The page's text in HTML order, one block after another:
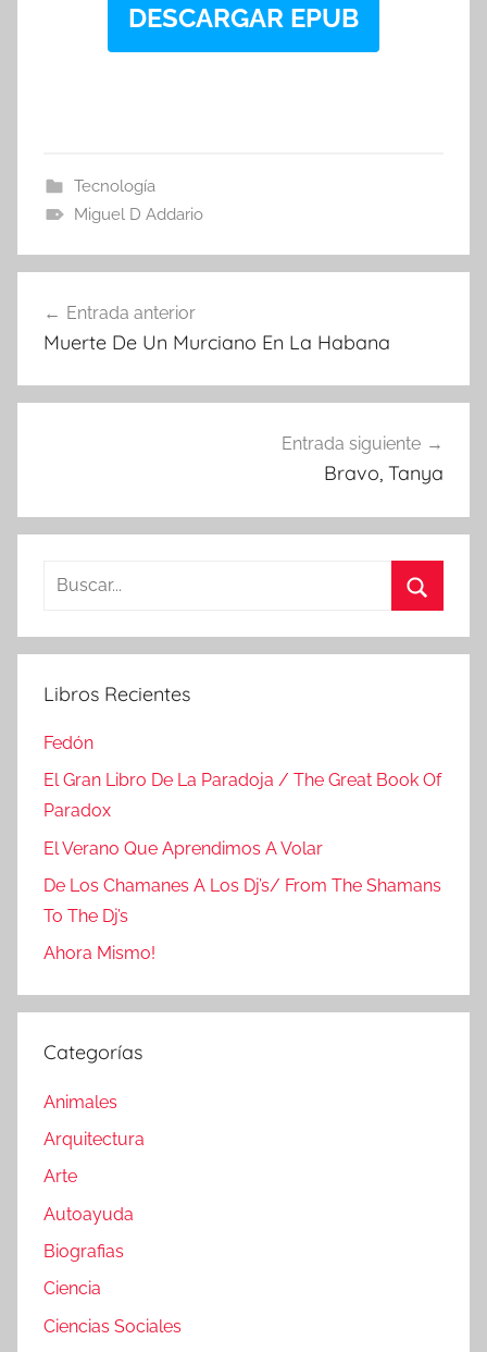
DESCARGAR EPUB
Tecnología
Miguel D Addario
de
Entrada anterior
Muerte De Un Murciano En La Habana
Entrada siguiente
Bravo, Tanya
Buscar:
Libros Recientes
Fedón
El Gran Libro De La Paradoja / The Great Book Of
Paradox
El Verano Que Aprendimos A Volar
De Los Chamanes A Los Dj’s/ From The Shamans
To The Dj’s
Ahora Mismo!
Categorías
Animales
Arquitectura
Arte
Autoayuda
Biografias
Ciencia
Ciencias Sociales